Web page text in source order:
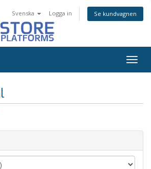
Svenska Logga in Se kundvagnen